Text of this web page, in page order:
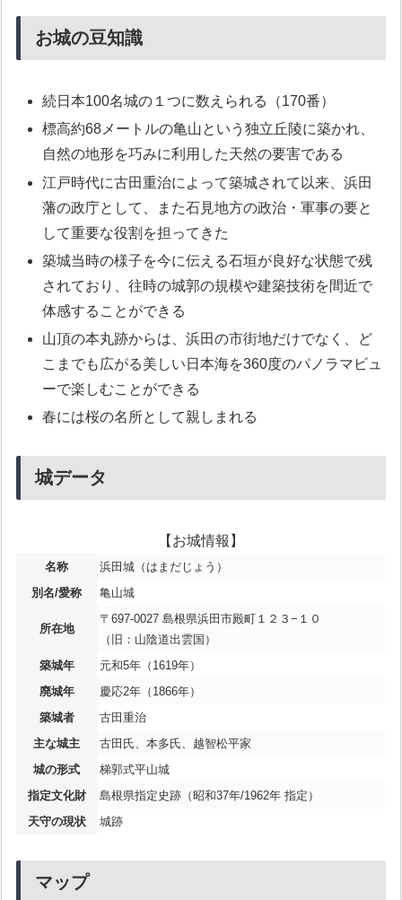
お城の豆知識
続日本100名城の１つに数えられる（170番）
標高約68メートルの亀山という独立丘陵に築かれ、
自然の地形を巧みに利用した天然の要害である
江戸時代に古田重治によって築城されて以来、浜田
藩の政庁として、また石見地方の政治・軍事の要と
して重要な役割を担ってきた
築城当時の様子を今に伝える石垣が良好な状態で残
されており、往時の城郭の規模や建築技術を間近で
体感することができる
山頂の本丸跡からは、浜田の市街地だけでなく、ど
こまでも広がる美しい日本海を360度のパノラマビュ
ーで楽しむことができる
春には桜の名所として親しまれる
城データ
【お城情報】
名称
浜田城（はまだじょう）
別名/愛称
亀山城
所在地
〒697-0027 島根県浜田市殿町１２３−１０
（旧：山陰道出雲国）
築城年
元和5年（1619年）
廃城年
慶応2年（1866年）
築城者
古田重治
主な城主
古田氏、本多氏、越智松平家
城の形式
梯郭式平山城
指定文化財
島根県指定史跡（昭和37年/1962年 指定）
天守の現状
城跡
マップ